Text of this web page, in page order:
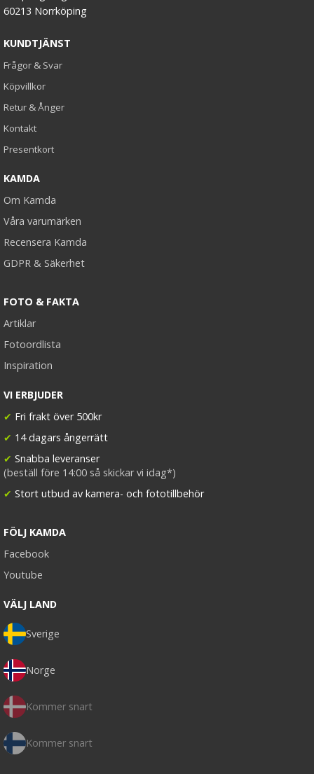
60213 Norrköping
KUNDTJÄNST
Frågor & Svar
Köpvillkor
Retur & Ånger
Kontakt
Presentkort
KAMDA
Om Kamda
Våra varumärken
Recensera Kamda
GDPR & Säkerhet
FOTO & FAKTA
Artiklar
Fotoordlista
Inspiration
VI ERBJUDER
✔ Fri frakt över 500kr
✔ 14 dagars ångerrätt
✔ Snabba leveranser
(beställ före 14:00 så skickar vi idag*)
✔ Stort utbud av kamera- och fototillbehör
FÖLJ KAMDA
Facebook
Youtube
VÄLJ LAND
Sverige
Norge
Kommer snart
Kommer snart